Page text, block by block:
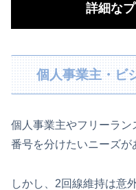
詳細な
個人事業主・ビ
個人事業主やフリーラ
番号を分けたいニーズが
しかし、2回線維持は意